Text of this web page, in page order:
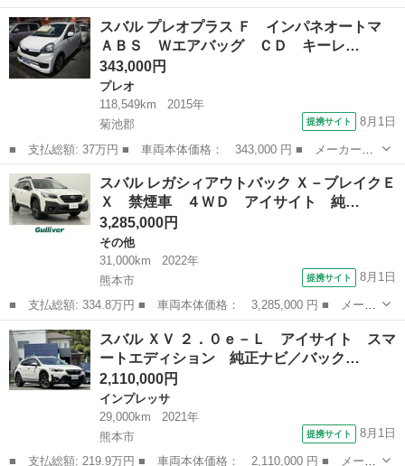
スバル プレオプラス Ｆ インパネオートマ
ＡＢＳ Ｗエアバッグ ＣＤ キーレ…
343,000円
プレオ
118,549km
2015年
菊池郡
提携サイト 8月1日
■ 支払総額: 37万円 ■ 車両本体価格： 343,000 円 ■ メーカー
名： スバル ■ 車種名： プレオプラス ■ グレード名： Ｆ イ
ンパネオートマ ＡＢＳ Ｗエアバッグ ＣＤ キーレス アイドリ
ングストップ ■...
熊本 菊池郡
スバル レガシィアウトバック Ｘ－ブレイクＥ
Ｘ 禁煙車 ４ＷＤ アイサイト 純…
3,285,000円
その他
31,000km
2022年
熊本市
提携サイト 8月1日
■ 支払総額: 334.8万円 ■ 車両本体価格： 3,285,000 円 ■ メーカ
ー名： スバル ■ 車種名： レガシィアウトバック ■ グレード
名： Ｘ－ブレイクＥＸ 禁煙車 ４ＷＤ アイサイト 純正ナビ
（フルセグＴ...
熊本 熊本市
スバル ＸＶ ２．０ｅ－Ｌ アイサイト スマ
ートエディション 純正ナビ／バック…
2,110,000円
インプレッサ
29,000km
2021年
熊本市
提携サイト 8月1日
■ 支払総額: 219.9万円 ■ 車両本体価格： 2,110,000 円 ■ メーカ